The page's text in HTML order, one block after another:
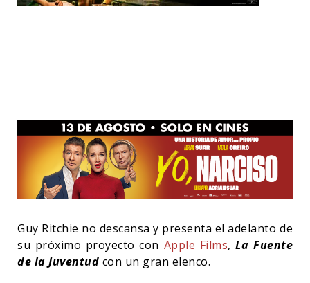
Guy Ritchie no descansa y presenta el adelanto de
su próximo proyecto con Apple Films,La Fuente
de la Juventud con un gran elenco.